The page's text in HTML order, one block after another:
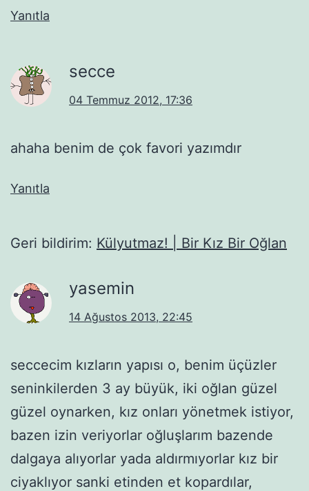
Yanıtla
secce
04 Temmuz 2012, 17:36
ahaha benim de çok favori yazımdır
Yanıtla
Geri bildirim: Külyutmaz! | Bir Kız Bir Oğlan
yasemin
14 Ağustos 2013, 22:45
seccecim kızların yapısı o, benim üçüzler
seninkilerden 3 ay büyük, iki oğlan güzel
güzel oynarken, kız onları yönetmek istiyor,
bazen izin veriyorlar oğluşlarım bazende
dalgaya alıyorlar yada aldırmıyorlar kız bir
ciyaklıyor sanki etinden et kopardılar,